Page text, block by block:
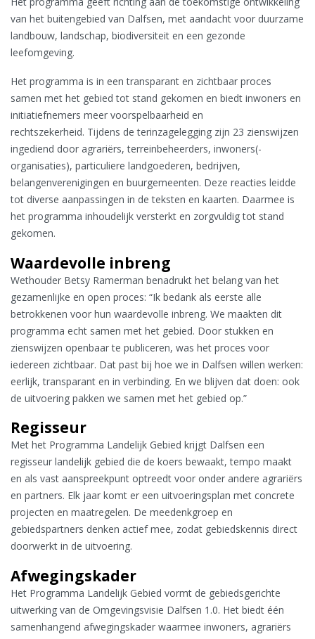
van het buitengebied van Dalfsen, met aandacht voor duurzame
landbouw, landschap, biodiversiteit en een gezonde
leefomgeving.
Het programma is in een transparant en zichtbaar proces
samen met het gebied tot stand gekomen en biedt inwoners en
initiatiefnemers meer voorspelbaarheid en
rechtszekerheid. Tijdens de terinzagelegging zijn 23 zienswijzen
ingediend door agrariërs, terreinbeheerders, inwoners(-
organisaties), particuliere landgoederen, bedrijven,
belangenverenigingen en buurgemeenten. Deze reacties leidde
tot diverse aanpassingen in de teksten en kaarten. Daarmee is
het programma inhoudelijk versterkt en zorgvuldig tot stand
gekomen.
Waardevolle inbreng
Wethouder Betsy Ramerman benadrukt het belang van het
gezamenlijke en open proces: “Ik bedank als eerste alle
betrokkenen voor hun waardevolle inbreng. We maakten dit
programma echt samen met het gebied. Door stukken en
zienswijzen openbaar te publiceren, was het proces voor
iedereen zichtbaar. Dat past bij hoe we in Dalfsen willen werken:
eerlijk, transparant en in verbinding. En we blijven dat doen: ook
de uitvoering pakken we samen met het gebied op.”
Regisseur
Met het Programma Landelijk Gebied krijgt Dalfsen een
regisseur landelijk gebied die de koers bewaakt, tempo maakt
en als vast aanspreekpunt optreedt voor onder andere agrariërs
en partners. Elk jaar komt er een uitvoeringsplan met concrete
projecten en maatregelen. De meedenkgroep en
gebiedspartners denken actief mee, zodat gebiedskennis direct
doorwerkt in de uitvoering.
Afwegingskader
Het Programma Landelijk Gebied vormt de gebiedsgerichte
uitwerking van de Omgevingsvisie Dalfsen 1.0. Het biedt één
samenhangend afwegingskader waarmee inwoners, agrariërs